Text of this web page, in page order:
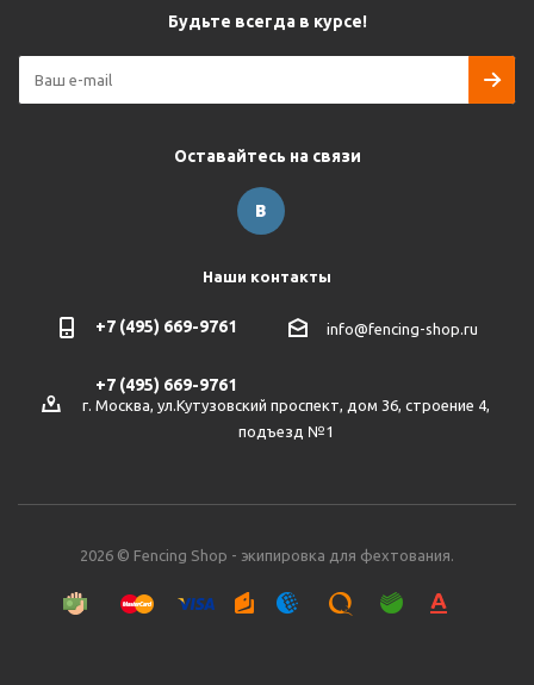
Будьте всегда в курсе!
Оставайтесь на связи
Наши контакты
+7 (495) 669-9761
+7 (495) 669-9761
info@fencing-shop.ru
г. Москва, ул.Кутузовский проспект, дом 36, строение 4,
подъезд №1
2026 © Fencing Shop - экипировка для фехтования.